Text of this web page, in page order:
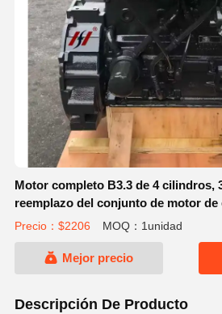
Motor completo B3.3 de 4 cilindros,
reemplazo del conjunto de motor de
Precio：$2206 MOQ：1unidad
Mejor precio
Descripción De Producto